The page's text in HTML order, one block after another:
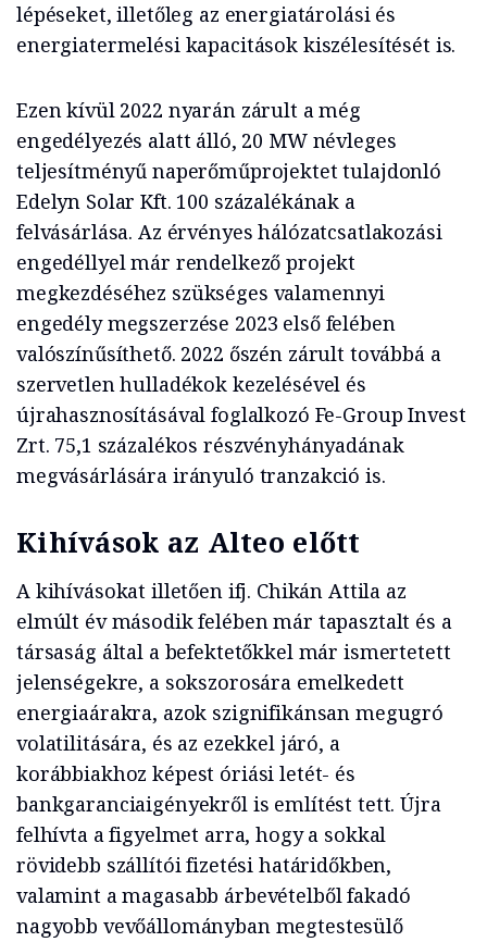
lépéseket, illetőleg az energiatárolási és
energiatermelési kapacitások kiszélesítését is.
Ezen kívül 2022 nyarán zárult a még
engedélyezés alatt álló, 20 MW névleges
teljesítményű naperőműprojektet tulajdonló
Edelyn Solar Kft. 100 százalékának a
felvásárlása. Az érvényes hálózatcsatlakozási
engedéllyel már rendelkező projekt
megkezdéséhez szükséges valamennyi
engedély megszerzése 2023 első felében
valószínűsíthető. 2022 őszén zárult továbbá a
szervetlen hulladékok kezelésével és
újrahasznosításával foglalkozó Fe-Group Invest
Zrt. 75,1 százalékos részvényhányadának
megvásárlására irányuló tranzakció is.
Kihívások az Alteo előtt
A kihívásokat illetően ifj. Chikán Attila az
elmúlt év második felében már tapasztalt és a
társaság által a befektetőkkel már ismertetett
jelenségekre, a sokszorosára emelkedett
energiaárakra, azok szignifikánsan megugró
volatilitására, és az ezekkel járó, a
korábbiakhoz képest óriási letét- és
bankgaranciaigényekről is említést tett. Újra
felhívta a figyelmet arra, hogy a sokkal
rövidebb szállítói fizetési határidőkben,
valamint a magasabb árbevételből fakadó
nagyobb vevőállományban megtestesülő